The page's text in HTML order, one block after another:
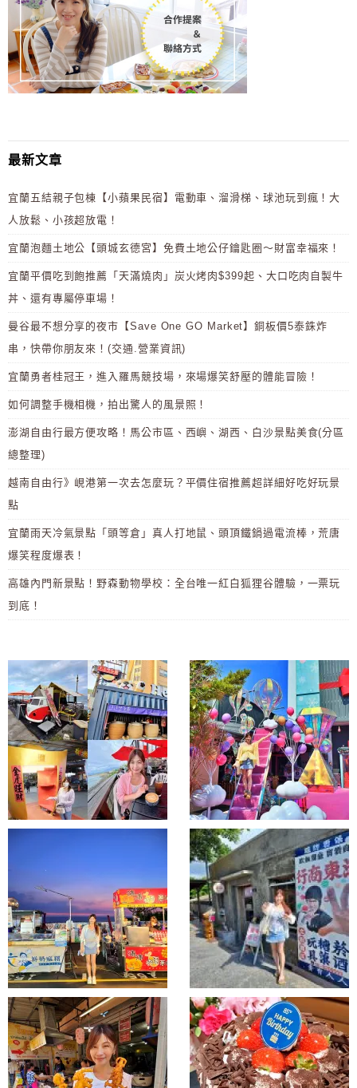
最新文章
宜蘭五結親子包棟【小蘋果民宿】電動車、溜滑梯、球池玩到瘋！大
人放鬆、小孩超放電！
宜蘭泡麵土地公【頭城玄德宮】免費土地公仔鑰匙圈～財富幸福來！
宜蘭平價吃到飽推薦「天滿燒肉」炭火烤肉$399起、大口吃肉自製牛
丼、還有專屬停車場！
曼谷最不想分享的夜市【Save One GO Market】銅板價5泰銖炸
串，快帶你朋友來！(交通.營業資訊)
宜蘭勇者桂冠王，進入羅馬競技場，來場爆笑舒壓的體能冒險！
如何調整手機相機，拍出驚人的風景照！
澎湖自由行最方便攻略！馬公市區、西嶼、湖西、白沙景點美食(分區
總整理)
越南自由行》峴港第一次去怎麼玩？平價住宿推薦超詳細好吃好玩景
點
宜蘭雨天冷氣景點「頭等倉」真人打地鼠、頭頂鐵鍋過電流棒，荒唐
爆笑程度爆表！
高雄內門新景點！野森動物學校：全台唯一紅白狐狸谷體驗，一票玩
到底！